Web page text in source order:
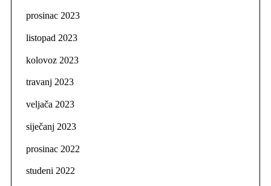
prosinac 2023
listopad 2023
kolovoz 2023
travanj 2023
veljača 2023
siječanj 2023
prosinac 2022
studeni 2022